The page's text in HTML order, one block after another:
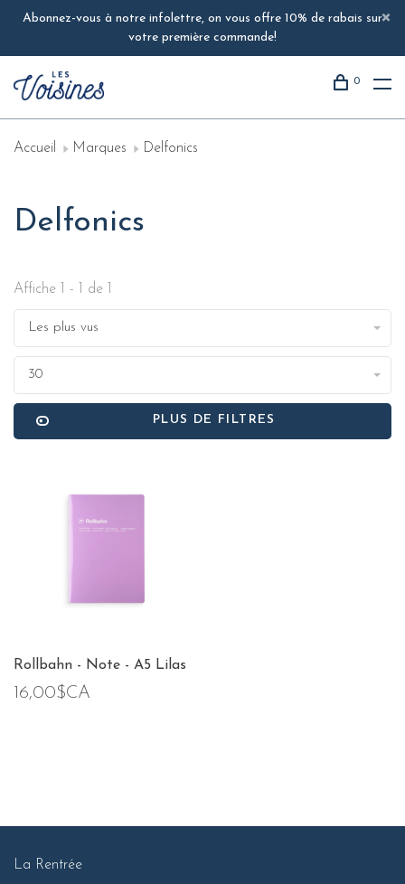
Abonnez-vous à notre infolettre, on vous offre 10% de rabais sur
votre première commande!
0
Accueil Marques Delfonics
Delfonics
Affiche 1 - 1 de 1
Les plus vus
30
PLUS DE FILTRES
Rollbahn - Note - A5 Lilas
16,00$CA
La Rentrée